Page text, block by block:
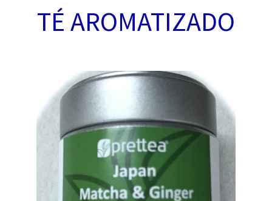
TÉ AROMATIZADO